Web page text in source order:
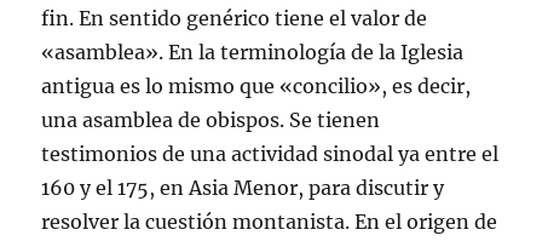
fin. En sentido genérico tiene el valor de
«asamblea». En la terminologí­a de la Iglesia
antigua es lo mismo que «concilio», es decir,
una asamblea de obispos. Se tienen
testimonios de una actividad sinodal ya entre el
160 y el 175, en Asia Menor, para discutir y
resolver la cuestión montanista. En el origen de